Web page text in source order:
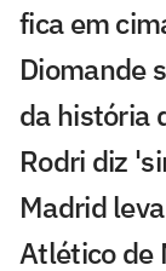
fica em
Diomande
da história
Rodri diz
Madrid
Atlético de